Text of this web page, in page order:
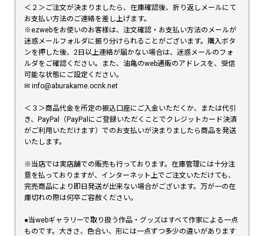
＜２＞ご注文が決まりましたら、在庫確認後、折り返しメールにて
お支払い方法のご連絡を差し上げます。
※ezwebをお使いのお客様は、注文確認・お支払い方法のメールが
迷惑メールフォルダに振り分けられることがございます。購入ボタ
ンを押した後、2日以上連絡が届かない場合は、迷惑メールのフォ
ルダをご確認ください。また、油亀のweb通販のアドレスを、受信
可能な状態にご設定ください。
✉︎ info@aburakame.ocnk.net
＜３＞商品代金を所定の振込口座にご入金いただくか、または代引
き、PayPal（PayPalにご登録いただくことでクレジットカード決済
がご利用いただけます）でのお支払いが決まりましたら商品を発送
いたします。
※当店では実店舗での販売も行っております。在庫管理には十分注
意を払っておりますが、インターネット上でご注文いただけても、
完売商品により即日発送が出来ない場合がございます。万が一の在
庫切れの際は何卒ご容赦ください。
●当webギャラリーで取り扱う作品・グッズはすべて作家による一点
ものです。大きさ、色合い、形には一点ずつ多少の違いがあります